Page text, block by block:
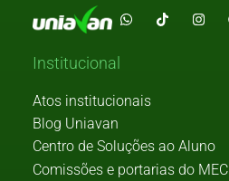
Institucional
Atos institucionais
Blog Uniavan
Centro de Soluções ao Aluno
Comissões e portarias do MEC